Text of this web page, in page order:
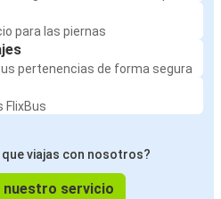
para las piernas
pertenencias de forma segura
FlixBus
que viajas con nosotros?
nuestro servicio